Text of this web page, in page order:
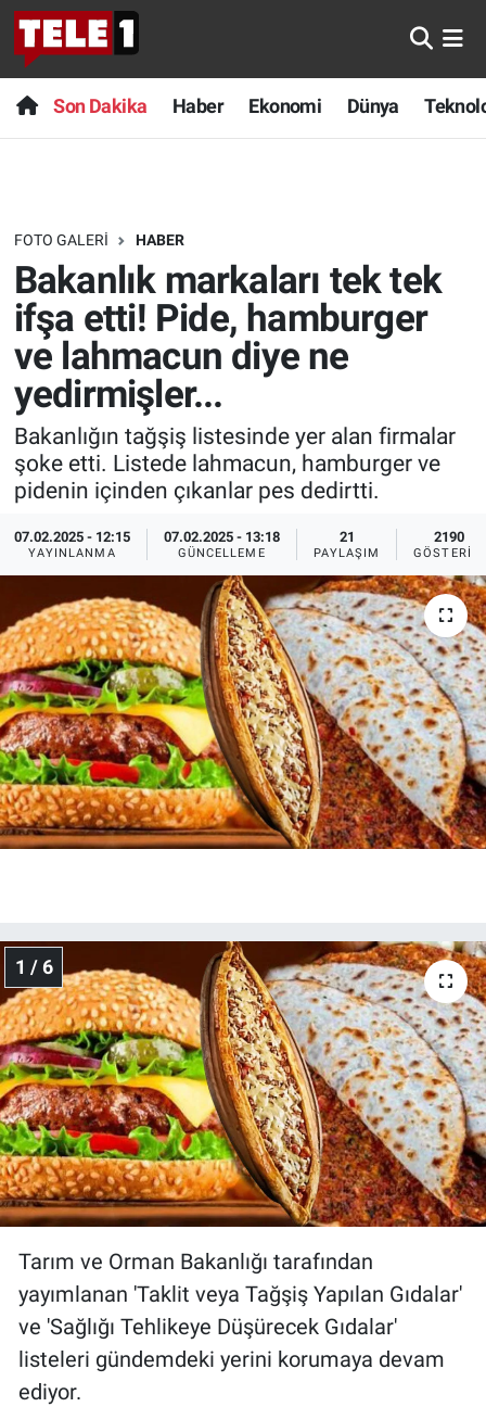
Son Dakika Haber Ekonomi Dünya
FOTO GALERI HABER
Bakanlık markaları tek tek
ifşa etti! Pide, hamburger
ve lahmacun diye ne
yedirmişler...
Bakanlığın tağşiş listesinde yer alan firmalar
şoke etti. Listede lahmacun, hamburger ve
pidenin içinden çıkanlar pes dedirtti.
07.02.2025 - 12:15
YAYINLANMA
07.02.2025 - 13:18
GÜNCELLEME
21
PAYLAŞIM
2190
GÖSTERIM
1 / 6
Tarım ve Orman Bakanlığı tarafından
yayımlanan 'Taklit veya Tağşiş Yapılan Gıdalar'
ve 'Sağlığı Tehlikeye Düşürecek Gıdalar'
listeleri gündemdeki yerini korumaya devam
ediyor.
Anında Manşet
Başka Sohbetler
Bilim turu
Bilim ve Teknoloji Evreni
Doğa Konuşuyor
Dünya
Ege Saati
Ege'den Esintiler
Eğitim
Eğlence
Ekonomi
Forum
Gerçeğin İzinde
Gün Ortası
Gündem Özel
Günün görüntüsü
Haber
İlan
Koronavirüs
Kültür Sanat
Son Dakika
Haber
Dünya
Teknoloji
Sağlık
Spor
Yayın Akışı
İletişim
Nöbetçi Eczaneler
Hava Durumu
Trafik Durumu
Süper Lig Puan Durumu ve Fikstür
Tüm Manşetler
Son Dakika Haberleri
Haber Arşivi